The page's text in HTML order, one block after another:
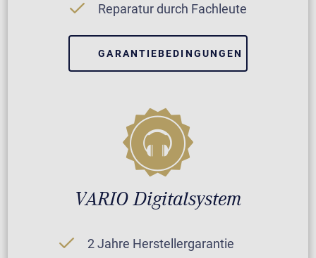
Reparatur durch Fachleute
GARANTIEBEDINGUNGEN
VARIO Digitalsystem
2 Jahre Herstellergarantie